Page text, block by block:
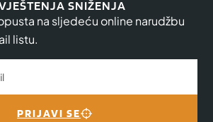
SNIŽENJA
na sljedeću online narudžbu
listu.
PRIJAVI SE